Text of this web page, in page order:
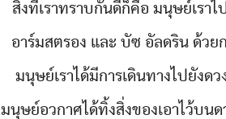
สิ่งที่เราทราบกันดีก็คือ มนุษย์เรา
อาร์มสตรอง และ บัซ อัลดริน ด้วย
มนุษย์เราได้มีการเดินทางไปยังด
มนุษย์อวกาศได้ทิ้งสิ่งของเอาไว้บน